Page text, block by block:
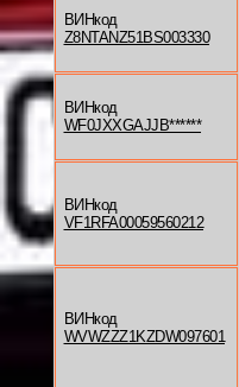
ВИНкод
Z8NTANZ51BS003330
ВИНкод
WF0JXXGAJJB******
ВИНкод
VF1RFA00059560212
ВИНкод
WVWZZZ1KZDW097601